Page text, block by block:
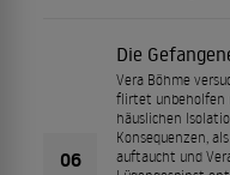
06
Die
Vera Böhme
flirtet unbeholfen
häuslichen
Konsequenzen,
auftaucht und